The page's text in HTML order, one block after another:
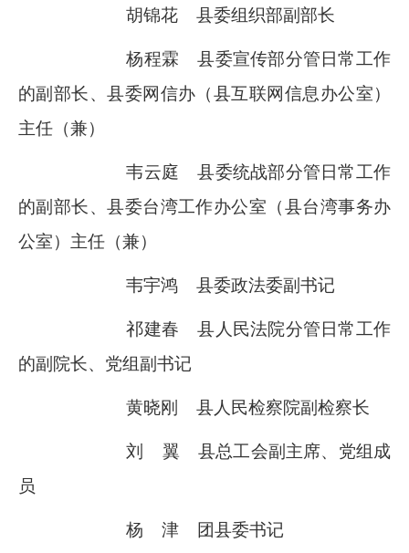
胡锦花 县委组织部副部长
杨程霖县委宣传部分管日常工作
的副部长、县委网信办（县互联网信息办公室）
主任（兼）
韦云庭县委统战部分管日常工作
的副部长、县委台湾工作办公室（县台湾事务办
公室）主任（兼）
韦宇鸿 县委政法委副书记
祁建春县人民法院分管日常工作
的副院长、党组副书记
黄晓刚 县人民检察院副检察长
刘 翼 县总工会副主席、党组成
员
杨 津 团县委书记